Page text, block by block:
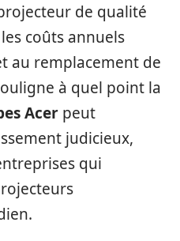
de qualité
coûts annuels
au remplacement de
à quel point la
Acer peut
judicieux,
qui